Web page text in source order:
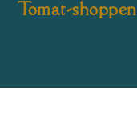
Tomat-shoppen